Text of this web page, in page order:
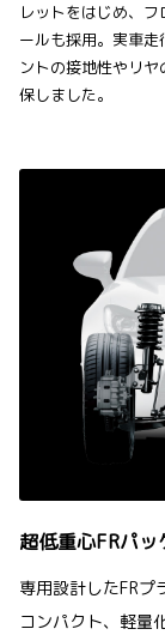
レットをはじめ、
ールも採用。実車
ントの接地性やリ
保しました。
超低重心FRパッ
専用設計したFRプ
コンパクト、軽量